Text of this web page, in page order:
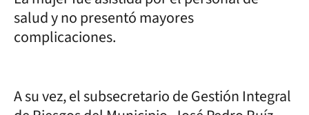
salud y no presentó mayores
complicaciones.
A su vez, el subsecretario de Gestión Integral